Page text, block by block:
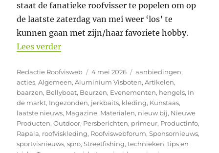
staat de fanatieke roofvisser te popelen om op
de laatste zaterdag van mei weer ‘los’ te
kunnen gaan met zijn/haar favoriete hobby.
Lees verder“4e Preseason Market bij Black River
Auteur
Redactie Roofvisweb
Geplaatst
op
4 mei 2026 Categorieën
aanbiedingen,
acties,Algemeen,Aluminium Visboten,Artikelen,
baarzen, Bellyboat, Beurzen, Evenementen, hengels, In
de markt, Ingezonden, jerkbaits, kleding, Kunstaas,
laatste nieuws, Magazine, Materialen, nieuw bij, Nieuwe
Producten,Outdoor, Persberichten, primeur, Productinfo,
Rapala, roofviskleding, Roofviswebforum,Sponsornieuws,
sportvisnieuws,spro,Streetfishing,technieken,tips en